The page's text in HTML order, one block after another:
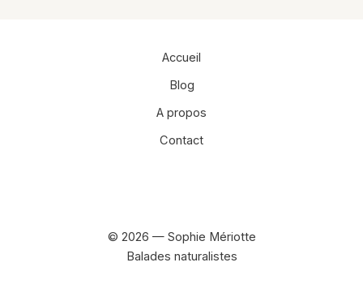
Accueil
Blog
A propos
Contact
© 2026 — Sophie Mériotte
Balades naturalistes